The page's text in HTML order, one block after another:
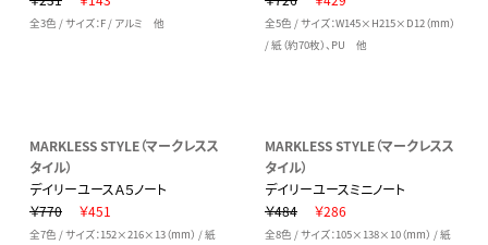
全3色 / サイズ：F / アルミ 他
全5色 / サイズ：W145×H215×D12（mm）
/ 紙（約70枚）、PU 他
MARKLESS STYLE（マークレスス
タイル）
デイリーユースＡ５ノート
￥770
￥451
全7色 / サイズ：152×216×13（mm） / 紙
MARKLESS STYLE（マークレスス
タイル）
デイリーユースミニノート
￥484
￥286
全8色 / サイズ：105×138×10（mm） / 紙